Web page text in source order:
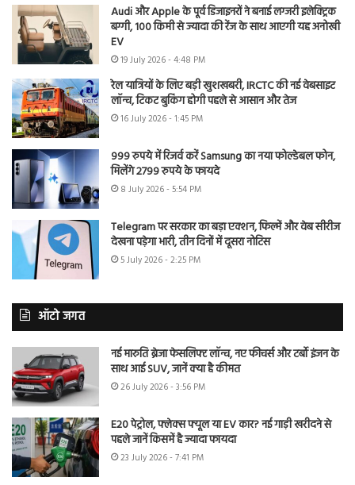
Audi और Apple के पूर्व डिजाइनरों ने बनाई लग्जरी इलेक्ट्रिक
बग्गी, 100 किमी से ज्यादा की रेंज के साथ आएगी यह अनोखी
EV
19 July 2026 - 4:48 PM
रेल यात्रियों के लिए बड़ी खुशखबरी, IRCTC की नई वेबसाइट
लॉन्च, टिकट बुकिंग होगी पहले से आसान और तेज
16 July 2026 - 1:45 PM
999 रुपये में रिजर्व करें Samsung का नया फोल्डेबल फोन,
मिलेंगे 2799 रुपये के फायदे
8 July 2026 - 5:54 PM
Telegram पर सरकार का बड़ा एक्शन, फिल्में और वेब सीरीज
देखना पड़ेगा भारी, तीन दिनों में दूसरा नोटिस
5 July 2026 - 2:25 PM
ऑटो जगत
नई मारुति ब्रेजा फेसलिफ्ट लॉन्च, नए फीचर्स और टर्बो इंजन के
साथ आई SUV, जानें क्या है कीमत
26 July 2026 - 3:56 PM
E20 पेट्रोल, फ्लेक्स फ्यूल या EV कार? नई गाड़ी खरीदने से
पहले जानें किसमें है ज्यादा फायदा
23 July 2026 - 7:41 PM